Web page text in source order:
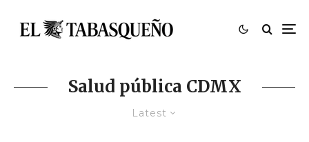
Salud pública CDMX
Latest